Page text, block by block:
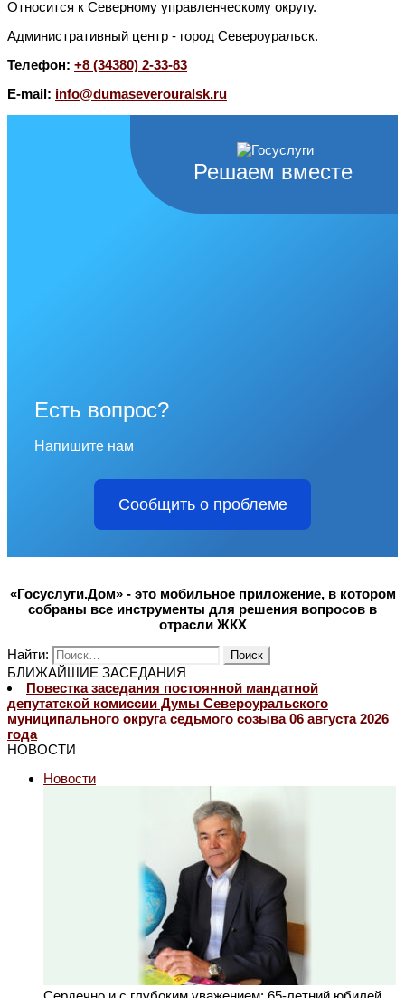
Относится к Северному управленческому округу.
Административный центр - город Североуральск.
Телефон: +8 (34380) 2-33-83
E-mail: info@dumaseverouralsk.ru
Решаем вместе
Есть вопрос?
Напишите нам
Сообщить о проблеме
«Госуслуги.Дом» - это мобильное приложение, в котором
собраны все инструменты для решения вопросов в
отрасли ЖКХ
Найти:
БЛИЖАЙШИЕ ЗАСЕДАНИЯ
Повестка заседания постоянной мандатной
депутатской комиссии Думы Североуральского
муниципального округа седьмого созыва 06 августа 2026
года
НОВОСТИ
Новости